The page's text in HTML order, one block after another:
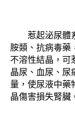
惹起泌尿體
胺類、抗病毒藥
不溶性結晶，可
晶尿、血尿、尿
量，使尿液中藥
晶傷害損失腎臟